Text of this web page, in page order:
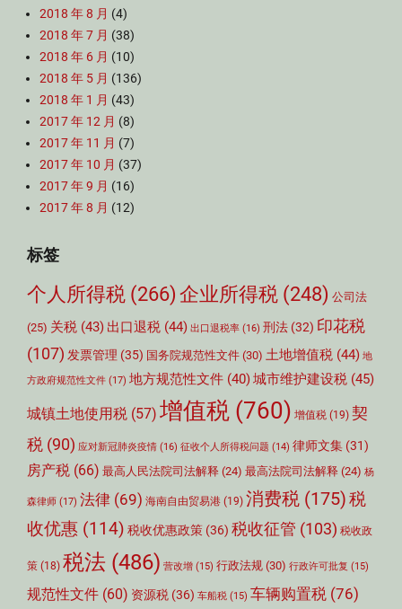
2018 年 8 月 (4)
2018 年 7 月 (38)
2018 年 6 月 (10)
2018 年 5 月 (136)
2018 年 1 月 (43)
2017 年 12 月 (8)
2017 年 11 月 (7)
2017 年 10 月 (37)
2017 年 9 月 (16)
2017 年 8 月 (12)
标签
个人所得税 (266) 企业所得税 (248) 公司法
(25) 关税 (43) 出口退税 (44) 出口退税率 (16) 刑法 (32) 印花税
(107) 发票管理 (35) 国务院规范性文件 (30) 土地增值税 (44) 地
方政府规范性文件 (17) 地方规范性文件 (40)城市维护建设税 (45)
城镇土地使用税 (57) 增值税 (760) 增值税 (19) 契
税 (90) 应对新冠肺炎疫情 (16) 征收个人所得税问题 (14) 律师文集 (31)
房产税 (66) 最高人民法院司法解释 (24) 最高法院司法解释 (24) 杨
森律师 (17) 法律 (69) 海南自由贸易港 (19) 消费税 (175)税
收优惠 (114) 税收优惠政策 (36) 税收征管 (103) 税收政
策 (18) 税法 (486) 营改增 (15) 行政法规 (30) 行政许可批复 (15)
规范性文件 (60) 资源税 (36) 车船税 (15) 车辆购置税 (76)